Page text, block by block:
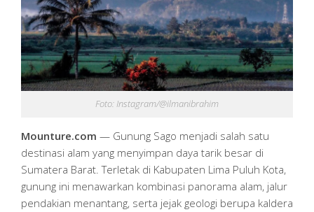
Foto: Instagram/@ilmanibrahim
Mounture.com — Gunung Sago menjadi salah satu
destinasi alam yang menyimpan daya tarik besar di
Sumatera Barat. Terletak di Kabupaten Lima Puluh Kota,
gunung ini menawarkan kombinasi panorama alam, jalur
pendakian menantang, serta jejak geologi berupa kaldera